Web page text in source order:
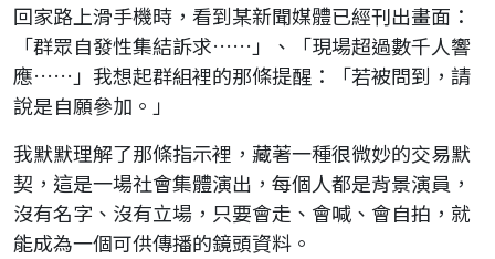
回家路上滑手機時，看到某新聞媒體已經刊出畫面：
「群眾自發性集結訴求……」、「現場超過數千人響
應……」我想起群組裡的那條提醒：「若被問到，請
說是自願參加。」
我默默理解了那條指示裡，藏著一種很微妙的交易默
契，這是一場社會集體演出，每個人都是背景演員，
沒有名字、沒有立場，只要會走、會喊、會自拍，就
能成為一個可供傳播的鏡頭資料。